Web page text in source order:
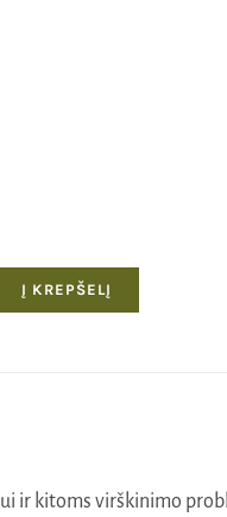
Į KREPŠELĮ
ir kitoms virškinimo